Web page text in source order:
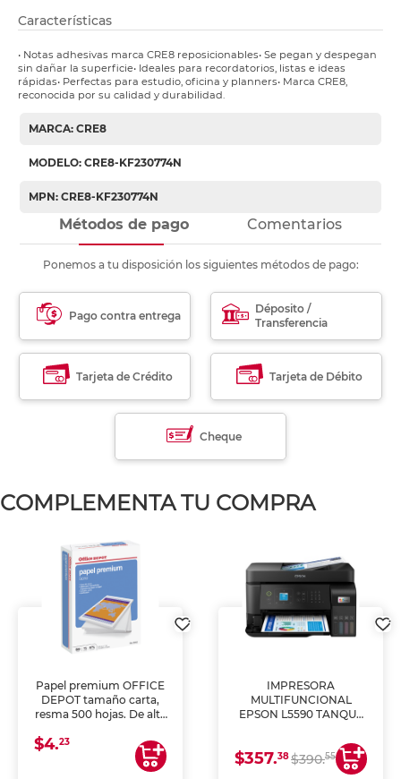
Características
• Notas adhesivas marca CRE8 reposicionables• Se pegan y despegan
sin dañar la superficie• Ideales para recordatorios, listas e ideas
rápidas• Perfectas para estudio, oficina y planners• Marca CRE8,
reconocida por su calidad y durabilidad.
MARCA: CRE8
MODELO: CRE8-KF230774N
MPN: CRE8-KF230774N
Métodos de pago Comentarios
Ponemos a tu disposición los siguientes métodos de pago:
Pago contra entrega
Déposito /
Transferencia
Tarjeta de Crédito Tarjeta de Débito
Cheque
COMPLEMENTA TU COMPRA
Papel premium OFFICE
DEPOT tamaño carta,
resma 500 hojas. De alta
uniforme, ideal para
impresoras de inyección
de tinta y láser,
$4.23
IMPRESORA
MULTIFUNCIONAL
EPSON L5590 TANQUE
COPIA Y ESCANEA)
$357.38$390.55